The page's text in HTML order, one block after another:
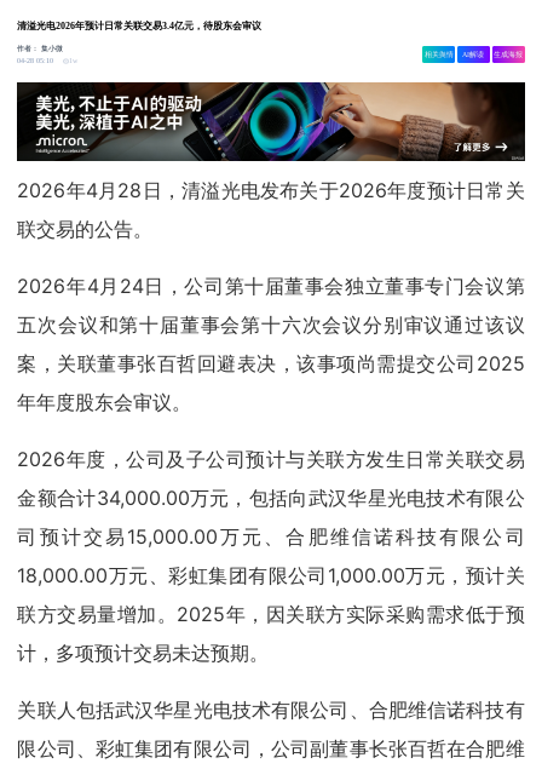
清溢光电2026年预计日常关联交易3.4亿元，待股东会审议
作者：集小微
04-28 05:10
1w
相关舆情 AI解读 生成海报
2026年4月28日，清溢光电发布关于2026年度预计日常关
联交易的公告。
2026年4月24日，公司第十届董事会独立董事专门会议第
五次会议和第十届董事会第十六次会议分别审议通过该议
案，关联董事张百哲回避表决，该事项尚需提交公司2025
年年度股东会审议。
2026年度，公司及子公司预计与关联方发生日常关联交易
金额合计34,000.00万元，包括向武汉华星光电技术有限公
司预计交易15,000.00万元、合肥维信诺科技有限公司
18,000.00万元、彩虹集团有限公司1,000.00万元，预计关
联方交易量增加。2025年，因关联方实际采购需求低于预
计，多项预计交易未达预期。
关联人包括武汉华星光电技术有限公司、合肥维信诺科技有
限公司、彩虹集团有限公司，公司副董事长张百哲在合肥维